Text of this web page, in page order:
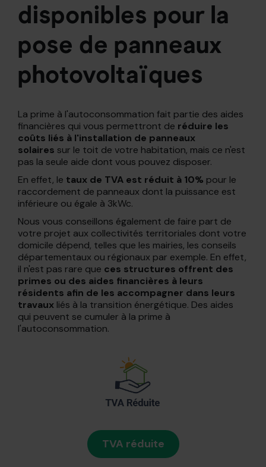
TVA réduite
disponibles pour la
pose de panneaux
photovoltaïques
La prime à l'autoconsommation fait partie des aides
financières qui vous permettront de réduire les
coûts liés à l'installation de panneaux
solaires sur le toit de votre habitation, mais ce n'est
pas la seule aide dont vous pouvez disposer.
En effet, le taux de TVA est réduit à 10% pour le
raccordement de panneaux dont la puissance est
inférieure ou égale à 3kWc.
Nous vous conseillons également de faire part de
votre projet aux collectivités territoriales dont votre
domicile dépend, telles que les mairies, les conseils
départementaux ou régionaux par exemple. En effet,
il n'est pas rare que ces structures offrent des
primes ou des aides financières à leurs
résidents afin de les accompagner dans leurs
travaux liés à la transition énergétique. Des aides
qui peuvent se cumuler à la prime à
l'autoconsommation.